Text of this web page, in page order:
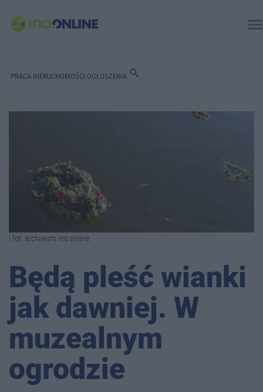
PRACA NIERUCHOMOŚCI OGŁOSZENIA search
| fot. archiwum ino.online
Będą pleść wianki
jak dawniej. W
muzealnym
ogrodzie